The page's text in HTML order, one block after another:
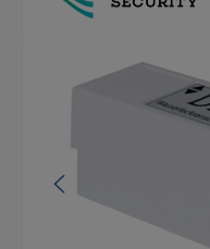
Ignorer la galerie